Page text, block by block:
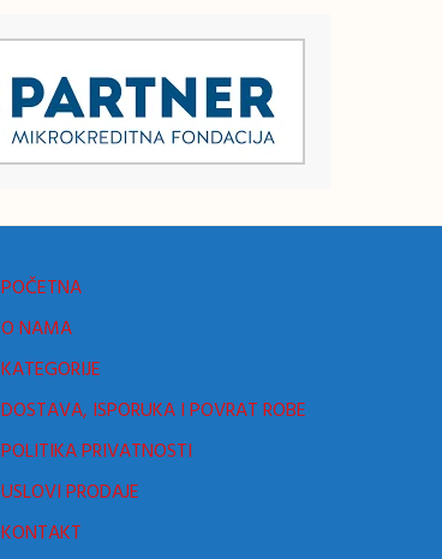
POČETNA
O NAMA
KATEGORIJE
DOSTAVA, ISPORUKA I POVRAT ROBE
POLITIKA PRIVATNOSTI
USLOVI PRODAJE
KONTAKT